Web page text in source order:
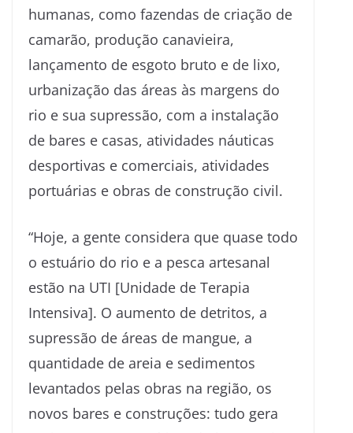
humanas, como fazendas de criação de
camarão, produção canavieira,
lançamento de esgoto bruto e de lixo,
urbanização das áreas às margens do
rio e sua supressão, com a instalação
de bares e casas, atividades náuticas
desportivas e comerciais, atividades
portuárias e obras de construção civil.
“Hoje, a gente considera que quase todo
o estuário do rio e a pesca artesanal
estão na UTI [Unidade de Terapia
Intensiva]. O aumento de detritos, a
supressão de áreas de mangue, a
quantidade de areia e sedimentos
levantados pelas obras na região, os
novos bares e construções: tudo gera